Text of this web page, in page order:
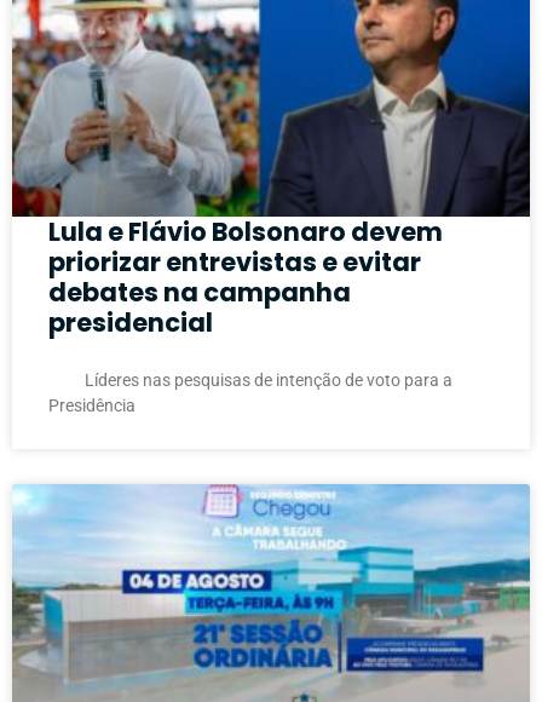
Lula e Flávio Bolsonaro devem
priorizar entrevistas e evitar
debates na campanha
presidencial
Líderes nas pesquisas de intenção de voto para a
Presidência